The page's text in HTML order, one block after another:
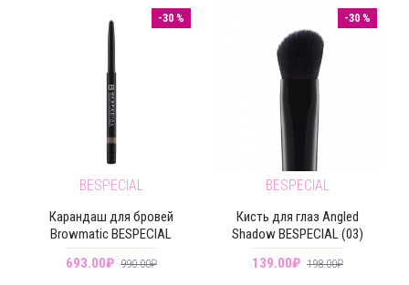
-30 %
BESPECIAL
Карандаш для бровей
Browmatic BESPECIAL
693.00₽ 990.00₽
-30 %
BESPECIAL
Кисть для глаз Angled
Shadow BESPECIAL (03)
139.00₽ 198.00₽